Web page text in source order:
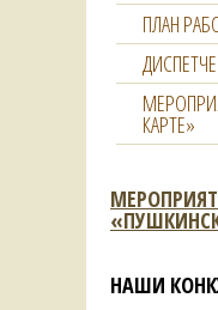
ПЛАН
КАРТЕ»
НАШИ